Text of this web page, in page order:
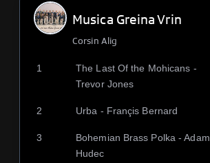
Musica Greina Vrin
Corsin Alig
1
The Last Of the Mohicans -
Trevor Jones
2 Urba - Françis Bernard
3
Bohemian Brass Polka - Adam
Hudec